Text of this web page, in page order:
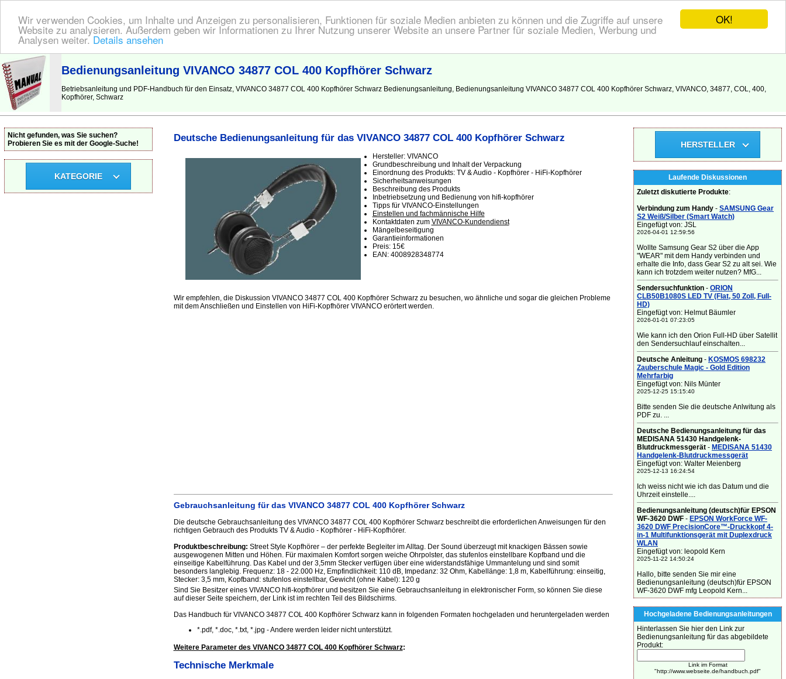
OK!
Wir verwenden Cookies, um Inhalte und Anzeigen zu personalisieren, Funktionen für soziale Medien anbieten zu können und die Zugriffe auf unsere
Website zu analysieren. Außerdem geben wir Informationen zu Ihrer Nutzung unserer Website an unsere Partner für soziale Medien, Werbung und
Analysen weiter. Details ansehen
BEDIENUNGSANLEITUNG | Hier finden Sie die deutsche Anleitung!
Bedienungsanleitung VIVANCO 34877 COL 400 Kopfhörer Schwarz
Betriebsanleitung und PDF-Handbuch für den Einsatz, VIVANCO 34877 COL 400 Kopfhörer Schwarz Bedienungsanleitung, Bedienungsanleitung VIVANCO 34877 COL 400 Kopfhörer Schwarz, VIVANCO, 34877, COL, 400,
Kopfhörer, Schwarz
Deutsche Bedienungsanleitung für das VIVANCO 34877 COL 400 Kopfhörer Schwarz
Hersteller: VIVANCO
Grundbeschreibung und Inhalt der Verpackung
Einordnung des Produkts: TV & Audio - Kopfhörer - HiFi-Kopfhörer
Sicherheitsanweisungen
Beschreibung des Produkts
Inbetriebsetzung und Bedienung von hifi-kopfhörer
Tipps für VIVANCO-Einstellungen
Einstellen und fachmännische Hilfe
Kontaktdaten zum VIVANCO-Kundendienst
Mängelbeseitigung
Garantieinformationen
Preis: 15€
EAN: 4008928348774
Wir empfehlen, die Diskussion VIVANCO 34877 COL 400 Kopfhörer Schwarz zu besuchen, wo ähnliche und sogar die gleichen Probleme
mit dem Anschließen und Einstellen von HiFi-Kopfhörer VIVANCO erörtert werden.
Gebrauchsanleitung für das VIVANCO 34877 COL 400 Kopfhörer Schwarz
Die deutsche Gebrauchsanleitung des VIVANCO 34877 COL 400 Kopfhörer Schwarz beschreibt die erforderlichen Anweisungen für den
richtigen Gebrauch des Produkts TV & Audio - Kopfhörer - HiFi-Kopfhörer.
Produktbeschreibung: Street Style Kopfhörer – der perfekte Begleiter im Alltag. Der Sound überzeugt mit knackigen Bässen sowie
ausgewogenen Mitten und Höhen. Für maximalen Komfort sorgen weiche Ohrpolster, das stufenlos einstellbare Kopfband und die
einseitige Kabelführung. Das Kabel und der 3,5mm Stecker verfügen über eine widerstandsfähige Ummantelung und sind somit
besonders langlebig. Frequenz: 18 - 22.000 Hz, Empfindlichkeit: 110 dB, Impedanz: 32 Ohm, Kabellänge: 1,8 m, Kabelführung: einseitig,
Stecker: 3,5 mm, Kopfband: stufenlos einstellbar, Gewicht (ohne Kabel): 120 g
Sind Sie Besitzer eines VIVANCO hifi-kopfhörer und besitzen Sie eine Gebrauchsanleitung in elektronischer Form, so können Sie diese
auf dieser Seite speichern, der Link ist im rechten Teil des Bildschirms.
Das Handbuch für VIVANCO 34877 COL 400 Kopfhörer Schwarz kann in folgenden Formaten hochgeladen und heruntergeladen werden
*.pdf, *.doc, *.txt, *.jpg - Andere werden leider nicht unterstützt.
Weitere Parameter des VIVANCO 34877 COL 400 Kopfhörer Schwarz:
Technische Merkmale
Nicht gefunden, was Sie suchen?
Probieren Sie es mit der Google-Suche!
KATEGORIE
HERSTELLER
Laufende Diskussionen
Zuletzt diskutierte Produkte:
Verbindung zum Handy - SAMSUNG Gear
S2 Weiß/Silber (Smart Watch)
Eingefügt von: JSL
2026-04-01 12:59:56
Wollte Samsung Gear S2 über die App
"WEAR" mit dem Handy verbinden und
erhalte die Info, dass Gear S2 zu alt sei. Wie
kann ich trotzdem weiter nutzen? MfG...
Sendersuchfunktion - ORION
CLB50B1080S LED TV (Flat, 50 Zoll, Full-
HD)
Eingefügt von: Helmut Bäumler
2026-01-01 07:23:05
Wie kann ich den Orion Full-HD über Satellit
den Sendersuchlauf einschalten...
Deutsche Anleitung - KOSMOS 698232
Zauberschule Magic - Gold Edition
Mehrfarbig
Eingefügt von: Nils Münter
2025-12-25 15:15:40
Bitte senden Sie die deutsche Anlwitung als
PDF zu. ...
Deutsche Bedienungsanleitung für das
MEDISANA 51430 Handgelenk-
Blutdruckmessgerät - MEDISANA 51430
Handgelenk-Blutdruckmessgerät
Eingefügt von: Walter Meienberg
2025-12-13 16:24:54
Ich weiss nicht wie ich das Datum und die
Uhrzeit einstelle....
Bedienungsanleitung (deutsch)für EPSON
WF-3620 DWF - EPSON WorkForce WF-
3620 DWF PrecisionCore™-Druckkopf 4-
in-1 Multifunktionsgerät mit Duplexdruck
WLAN
Eingefügt von: leopold Kern
2025-11-22 14:50:24
Hallo, bitte senden Sie mir eine
Bedienungsanleitung (deutsch)für EPSON
WF-3620 DWF mfg Leopold Kern...
Hochgeladene Bedienungsanleitungen
Hinterlassen Sie hier den Link zur
Bedienungsanleitung für das abgebildete
Produkt:
Link im Format
"http://www.webseite.de/handbuch.pdf"